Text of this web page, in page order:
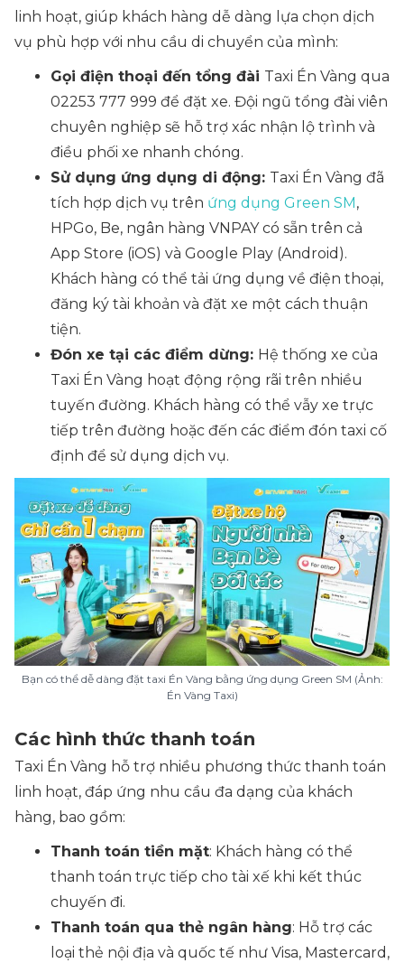
linh hoạt, giúp khách hàng dễ dàng lựa chọn dịch
vụ phù hợp với nhu cầu di chuyển của mình:
Gọi điện thoại đến tổng đài Taxi Én Vàng qua
02253 777 999 để đặt xe. Đội ngũ tổng đài viên
chuyên nghiệp sẽ hỗ trợ xác nhận lộ trình và
điều phối xe nhanh chóng.
Sử dụng ứng dụng di động: Taxi Én Vàng đã
tích hợp dịch vụ trên ứng dụng Green SM,
HPGo, Be, ngân hàng VNPAY có sẵn trên cả
App Store (iOS) và Google Play (Android).
Khách hàng có thể tải ứng dụng về điện thoại,
đăng ký tài khoản và đặt xe một cách thuận
tiện.
Đón xe tại các điểm dừng: Hệ thống xe của
Taxi Én Vàng hoạt động rộng rãi trên nhiều
tuyến đường. Khách hàng có thể vẫy xe trực
tiếp trên đường hoặc đến các điểm đón taxi cố
định để sử dụng dịch vụ.
Bạn có thể dễ dàng đặt taxi Én Vàng bằng ứng dụng Green SM (Ảnh:
Én Vàng Taxi)
Các hình thức thanh toán
Taxi Én Vàng hỗ trợ nhiều phương thức thanh toán
linh hoạt, đáp ứng nhu cầu đa dạng của khách
hàng, bao gồm:
Thanh toán tiền mặt: Khách hàng có thể
thanh toán trực tiếp cho tài xế khi kết thúc
chuyến đi.
Thanh toán qua thẻ ngân hàng: Hỗ trợ các
loại thẻ nội địa và quốc tế như Visa, Mastercard,